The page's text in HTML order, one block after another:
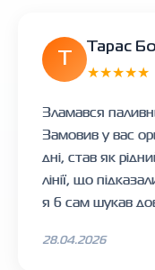
Тарас
★★★★★
Зламався
Замовив у вас
дні, став як
лінії, що
я б сам шукав
28.04.2026